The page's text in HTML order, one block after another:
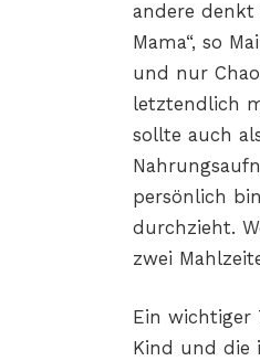
andere
Mama“, so
und nur
letztendlich
sollte auch
persönlich
durchzieht.
zwei
Ein wichtiger
Kind und die